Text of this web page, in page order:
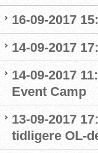
16-09-2017
14-09-2017
14-09-2017
Event Camp
13-09-2017
tidligere OL-